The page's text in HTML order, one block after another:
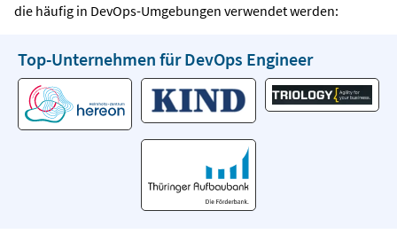
die häufig in DevOps-Umgebungen verwendet werden:
Top-Unternehmen für DevOps Engineer